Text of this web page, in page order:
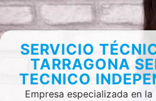
SERVICIO
TARRAGONA
TECNICO
Empresa especializada en